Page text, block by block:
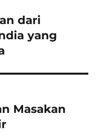
dari
yang
Masakan